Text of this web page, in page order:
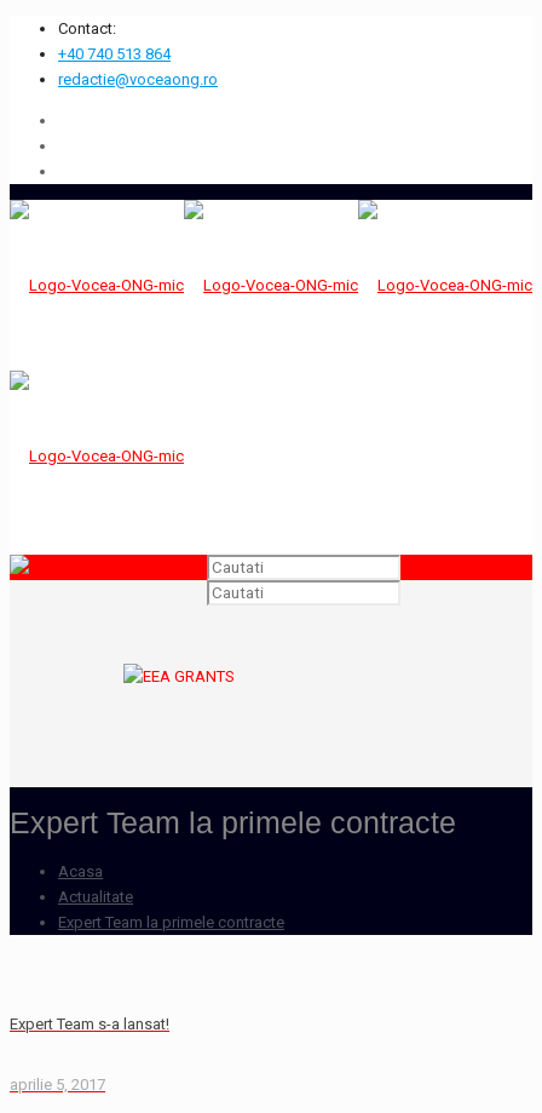
Contact:
+40 740 513 864
redactie@voceaong.ro
Expert Team la primele contracte
Acasa
Actualitate
Expert Team la primele contracte
Expert Team s-a lansat!
aprilie 5, 2017